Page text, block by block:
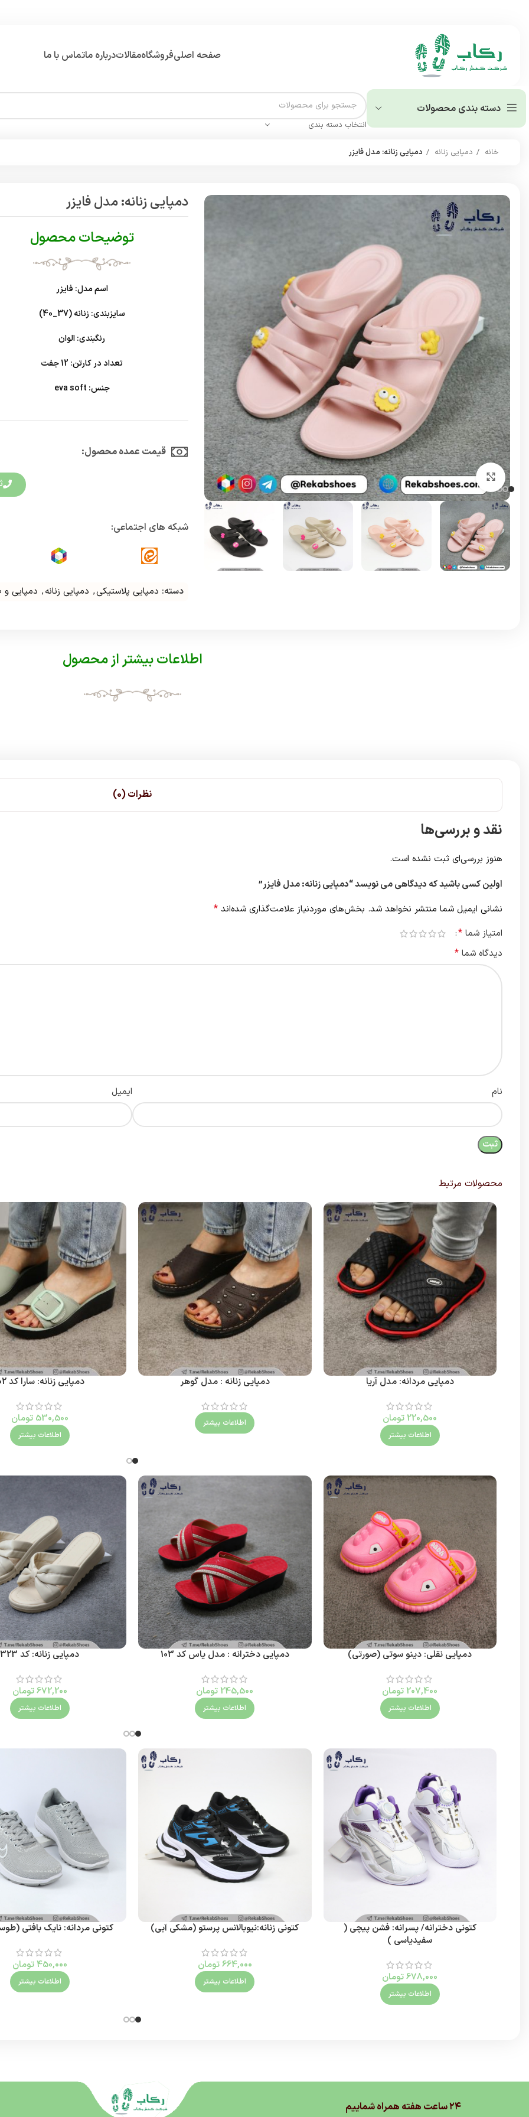
صفحه اصلیفروشگاهمقالاتدرباره ماتماس با ما
دسته بندی محصولات
انتخاب دسته بندی
خانه دمپایی زنانه دمپایی زنانه: مدل فایزر
برای بزرگنمایی کلیک کنید
دمپایی زنانه: مدل فایزر
توضیحات محصول
اسم مدل: فایزر
سایزبندی: زنانه (37_40)
رنگبندی: الوان
تعداد در کارتن: 12 جفت
جنس: eva soft
قیمت عمده محصول:​
شبکه های اجتماعی:
دسته: دمپایی پلاستیکی, دمپایی زنانه, دمپایی
اطلاعات بیشتر از محصول
نظرات (0)
نقد و بررسی‌ها
هنوز بررسی‌ای ثبت نشده است.
اولین کسی باشید که دیدگاهی می نویسد “دمپایی زنانه: مدل فایزر”
نشانی ایمیل شما منتشر نخواهد شد. بخش‌های موردنیاز علامت‌گذاری شده‌اند *
امتیاز شما *
دیدگاه شما *
نام ایمیل
محصولات مرتبط
دمپایی مردانه: مدل آریا
220,500 تومان
اطلاعات بیشتر
دمپایی زنانه : مدل گوهر
اطلاعات بیشتر
دمپایی زنانه: سارا کد 102
530,500 تومان
اطلاعات بیشتر
دمپایی نقلی: دینو سوتی (صورتی)
207,400 تومان
اطلاعات بیشتر
دمپایی دخترانه : مدل یاس کد 103
245,500 تومان
اطلاعات بیشتر
دمپایی زنانه: کد 323
672,200تومان
اطلاعات بیشتر
کتونی دخترانه/ پسرانه: فشن پیچی (
سفیدیاسی )
678,000تومان
اطلاعات بیشتر
کتونی زنانه:نیوبالانس پرستو (مشکی آبی)
664,000تومان
اطلاعات بیشتر
کتونی مردانه: نایک بافتی
450,000 تومان
اطلاعات بیشتر
۲۴ ساعت هفته همراه شماییم